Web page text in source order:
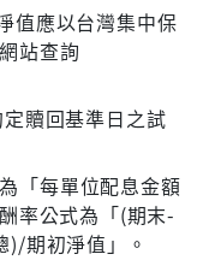
值應以台灣集中保
站查詢
贖回基準日之試
「每單位配息金額
率公式為「(期末-
)/期初淨值」。